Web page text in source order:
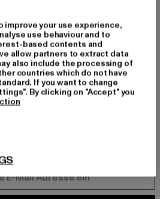
Newsletter an und
über aktuelle Tre
von DefShop p
your use experience,
use behaviour and to
based contents and
allow partners to extract data
also include the processing of
countries which do not have
If you want to change
By clicking on "Accept" you